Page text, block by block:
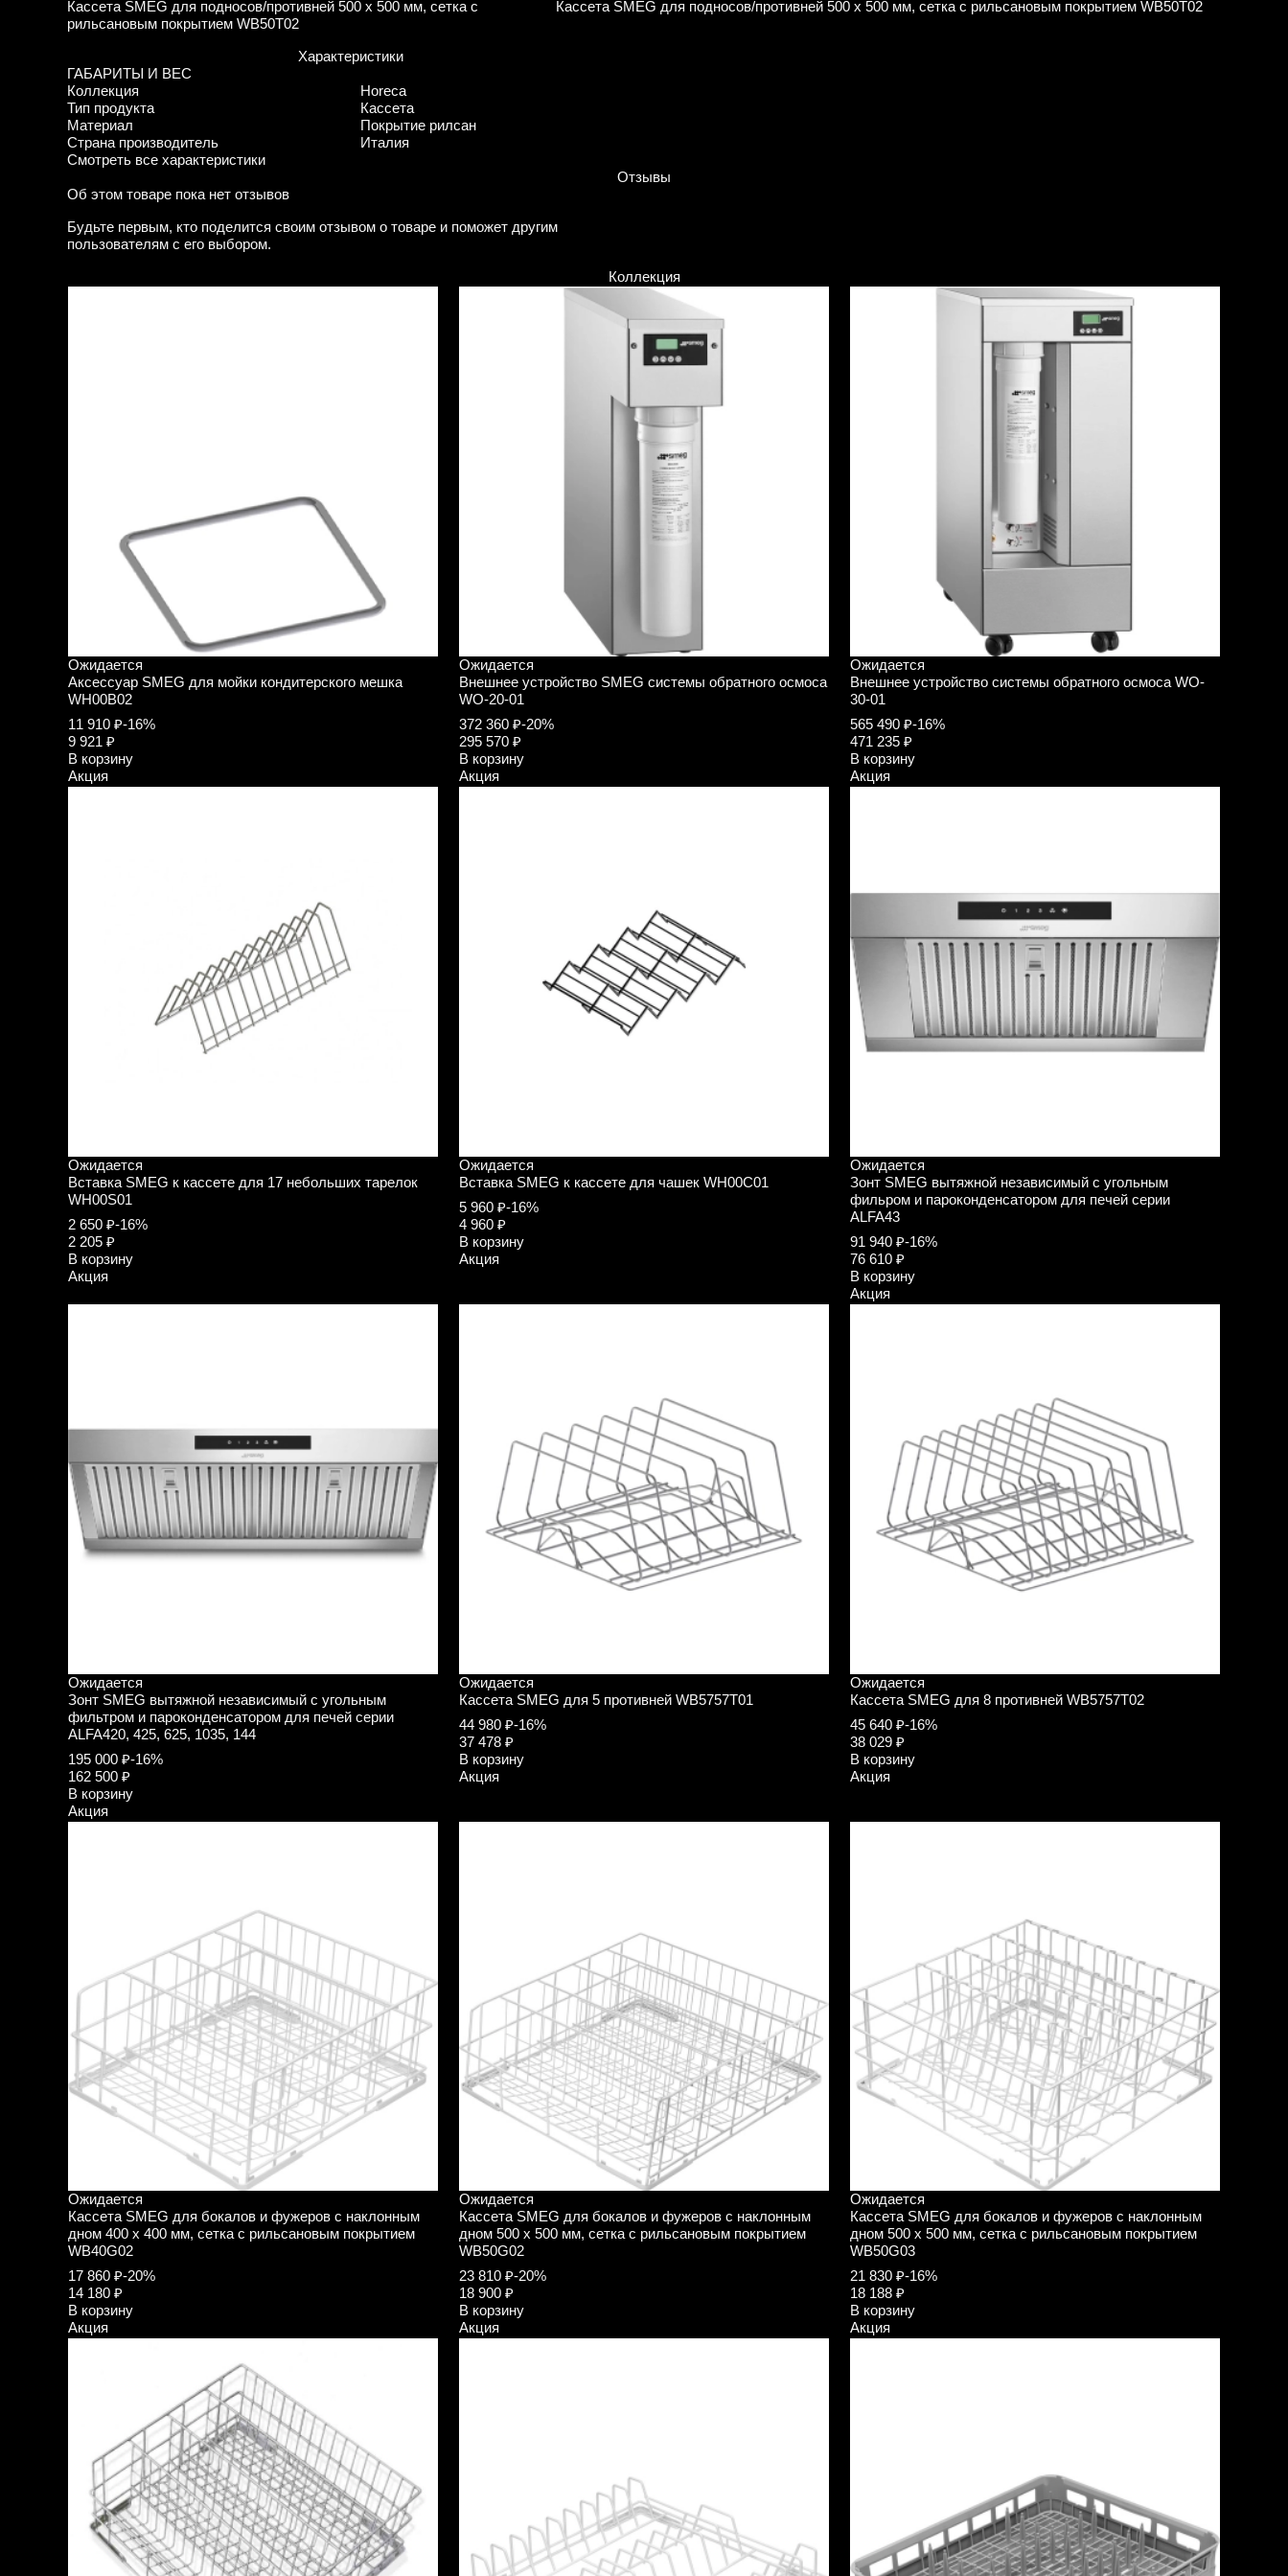
Кассета SMEG для подносов/противней 500 x 500 мм, сетка с
рильсановым покрытием WB50T02
Кассета SMEG для подносов/противней 500 x 500 мм, сетка с рильсановым покрытием WB50T02
Характеристики
ГАБАРИТЫ И ВЕС
Коллекция
Horeca
Тип продукта
Кассета
Материал
Покрытие рилсан
Страна производитель
Италия
Смотреть все характеристики
Отзывы
Об этом товаре пока нет отзывов
Будьте первым, кто поделится своим отзывом о товаре и поможет другим
пользователям с его выбором.
Коллекция
Ожидается
Аксессуар SMEG для мойки кондитерского мешка
WH00B02
11 910 ₽-16%
9 921 ₽
В корзину
Акция
Ожидается
Внешнее устройство SMEG системы обратного осмоса
WO-20-01
372 360 ₽-20%
295 570 ₽
В корзину
Акция
Ожидается
Внешнее устройство системы обратного осмоса WO-
30-01
565 490 ₽-16%
471 235 ₽
В корзину
Акция
Ожидается
Вставка SMEG к кассете для 17 небольших тарелок
WH00S01
2 650 ₽-16%
2 205 ₽
В корзину
Акция
Ожидается
Вставка SMEG к кассете для чашек WH00C01
5 960 ₽-16%
4 960 ₽
В корзину
Акция
Ожидается
Зонт SMEG вытяжной независимый с угольным
фильром и пароконденсатором для печей серии
ALFA43
91 940 ₽-16%
76 610 ₽
В корзину
Акция
Ожидается
Зонт SMEG вытяжной независимый с угольным
фильтром и пароконденсатором для печей серии
ALFA420, 425, 625, 1035, 144
195 000 ₽-16%
162 500 ₽
В корзину
Акция
Ожидается
Кассета SMEG для 5 противней WB5757T01
44 980 ₽-16%
37 478 ₽
В корзину
Акция
Ожидается
Кассета SMEG для 8 противней WB5757T02
45 640 ₽-16%
38 029 ₽
В корзину
Акция
Ожидается
Кассета SMEG для бокалов и фужеров с наклонным
дном 400 х 400 мм, сетка с рильсановым покрытием
WB40G02
17 860 ₽-20%
14 180 ₽
В корзину
Акция
Ожидается
Кассета SMEG для бокалов и фужеров с наклонным
дном 500 х 500 мм, сетка с рильсановым покрытием
WB50G02
23 810 ₽-20%
18 900 ₽
В корзину
Акция
Ожидается
Кассета SMEG для бокалов и фужеров с наклонным
дном 500 х 500 мм, сетка с рильсановым покрытием
WB50G03
21 830 ₽-16%
18 188 ₽
В корзину
Акция